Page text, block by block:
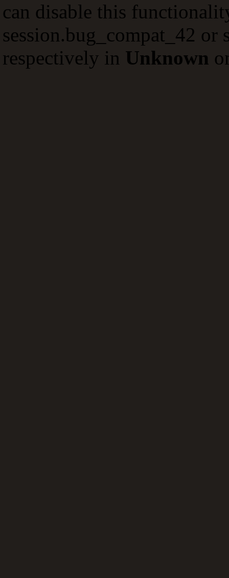
can disable this
session.bug_compat_42
respectively in Unknown